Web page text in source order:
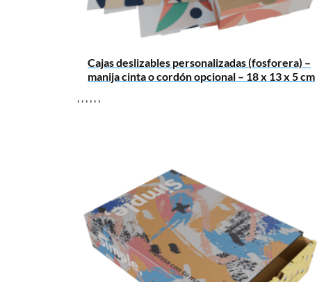
Cajas deslizables personalizadas (fosforera) –
manija cinta o cordón opcional – 18 x 13 x 5 cm
, , , , , ,